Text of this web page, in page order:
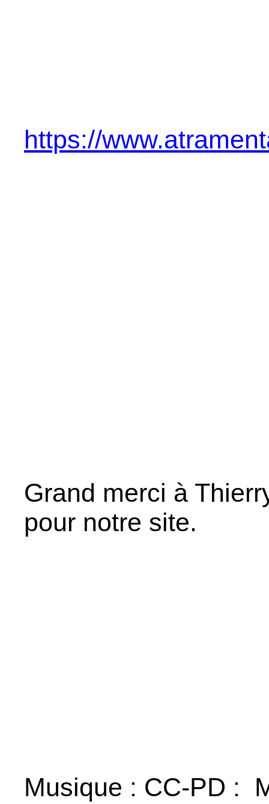
https://
Grand merci à
pour notre site.
Musique : CC-PD :